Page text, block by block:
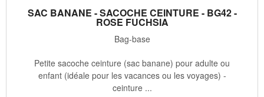
SAC BANANE - SACOCHE CEINTURE - BG42 -
ROSE FUCHSIA
Bag-base
Petite sacoche ceinture (sac banane) pour adulte ou
enfant (idéale pour les vacances ou les voyages) -
ceinture ...